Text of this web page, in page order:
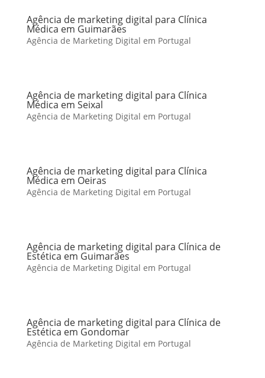
Agência de marketing digital para Clínica
Médica em Guimarães
Agência de Marketing Digital em Portugal
Agência de marketing digital para Clínica
Médica em Seixal
Agência de Marketing Digital em Portugal
Agência de marketing digital para Clínica
Médica em Oeiras
Agência de Marketing Digital em Portugal
Agência de marketing digital para Clínica de
Estética em Guimarães
Agência de Marketing Digital em Portugal
Agência de marketing digital para Clínica de
Estética em Gondomar
Agência de Marketing Digital em Portugal